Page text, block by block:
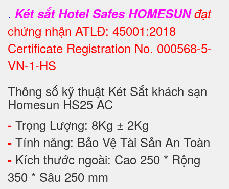
. Két sắt Hotel Safes HOMESUNđạt
chứng nhận ATLĐ: 45001:2018
Certificate Registration No. 000568-5-
VN-1-HS
Thông số kỹ thuật Két Sắt khách sạn
Homesun HS25 AC
- Trọng Lượng: 8Kg ± 2Kg
- Tính năng: Bảo Vệ Tài Sản An Toàn
- Kích thước ngoài: Cao 250 * Rộng
350 * Sâu 250 mm